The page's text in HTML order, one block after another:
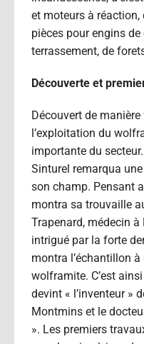
et moteurs à réaction,
pièces pour engins
terrassement, de
Découverte et
Découvert de
l’exploitation du
importante du
Sinturel remarqua
son champ. Pensant
montra sa trouvaille
Trapenard, médecin à
intrigué par la forte
montra l’échantillon
wolframite. C’est
devint « l’inventeur »
Montmins et le
». Les premiers